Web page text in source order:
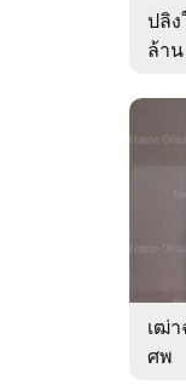
ปลิ
ล้า
เฒ่
ศพ